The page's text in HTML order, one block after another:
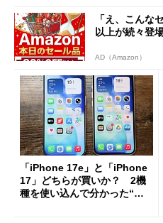
「え、こんな
以上が続々登
AD（Amazon）
「iPhone 17e」と「iPhone
17」どちらが買いか？ 2機
種を使い込んで分かった“ス